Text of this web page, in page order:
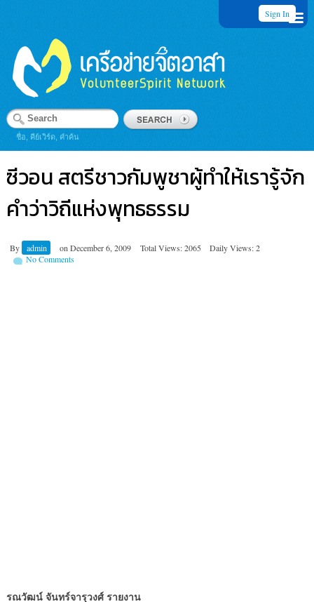
Sign In
ชื่อ, คีย์เวิร์ด, คำค้น
ซีวอน สตรีชาวกัมพูชาผู้ทำให้เรารู้จัก
คำว่าวิถีแห่งพุทธธรรม
By admin on December 6, 2009 Total Views: 2065
Daily Views: 2
No Comments
รณวัฒน์ จันทร์จารุวงศ์ รายงาน